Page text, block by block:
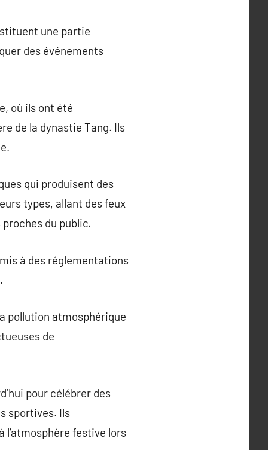
une partie
des événements
où ils ont été
de la dynastie Tang. Ils
qui produisent des
types, allant des feux
du public.
à des réglementations
pollution atmosphérique
de
pour célébrer des
sportives. Ils
l’atmosphère festive lors